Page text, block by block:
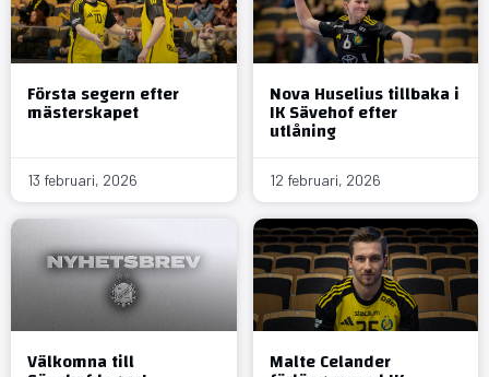
Första segern efter
mästerskapet
13 februari, 2026
Nova Huselius tillbaka i
IK Sävehof efter
utlåning
12 februari, 2026
Välkomna till Malte Celander